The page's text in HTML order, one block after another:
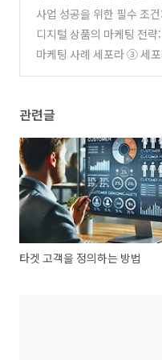
사업 성공을 위한 필수 조
것
(5)
디지털 상품의 마케팅 전
시 전, GPT 3.5 마케팅 효과
마케팅 사례 세포라 ③ 세
관련글
타겟 고객을 정의하는 방법